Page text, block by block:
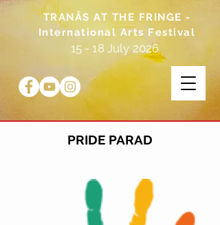
TRANÅS AT THE FRINGE -
International Arts Festival
15 - 18 July 2026
PRIDE PARAD